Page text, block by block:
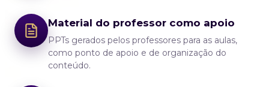
Material do professor como apoio
PPTs gerados pelos professores para as aulas,
como ponto de apoio e de organização do
conteúdo.